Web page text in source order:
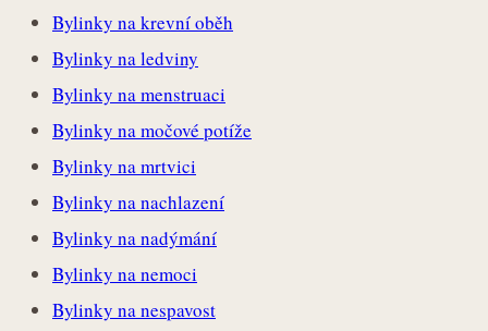
Bylinky na krevní oběh
Bylinky na ledviny
Bylinky na menstruaci
Bylinky na močové potíže
Bylinky na mrtvici
Bylinky na nachlazení
Bylinky na nadýmání
Bylinky na nemoci
Bylinky na nespavost